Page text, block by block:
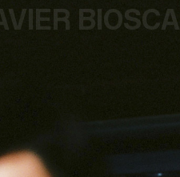
BIOSCA